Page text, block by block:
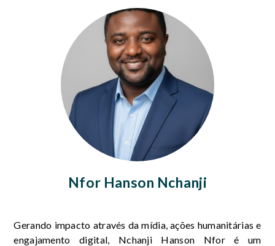
Nfor Hanson Nchanji
Gerando impacto através da mídia, ações humanitárias e
engajamento digital, Nchanji Hanson Nfor é um